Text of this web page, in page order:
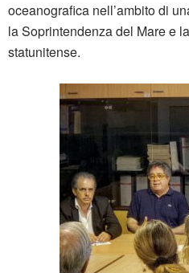
oceanografica nell’ambito di
la Soprintendenza del Mare e
statunitense.